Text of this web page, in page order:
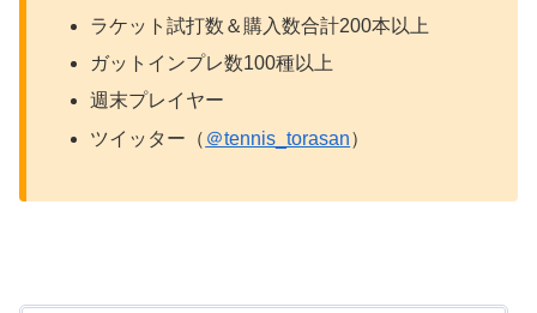
ラケット試打数＆購入数合計200本以上
ガットインプレ数100種以上
週末プレイヤー
ツイッター（ ＠tennis_torasan）